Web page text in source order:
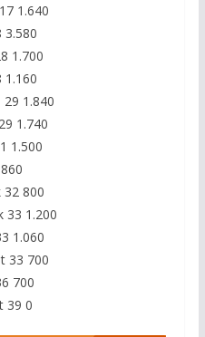
1.640
3.580
1.700
1.160
1.840
1.740
1.500
32 800
33 1.200
1.060
33 700
700
39 0